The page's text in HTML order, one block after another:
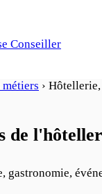
Conseiller
›
de
gastronomie,